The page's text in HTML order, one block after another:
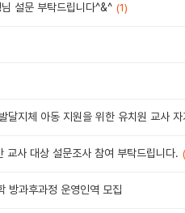
설문 부탁드립니다^&^ (1)
달지체 아동 지원을 위한 유치원 교사
사 대상 설문조사 참여 부탁드립니다.
방과후과정 운영인역 모집